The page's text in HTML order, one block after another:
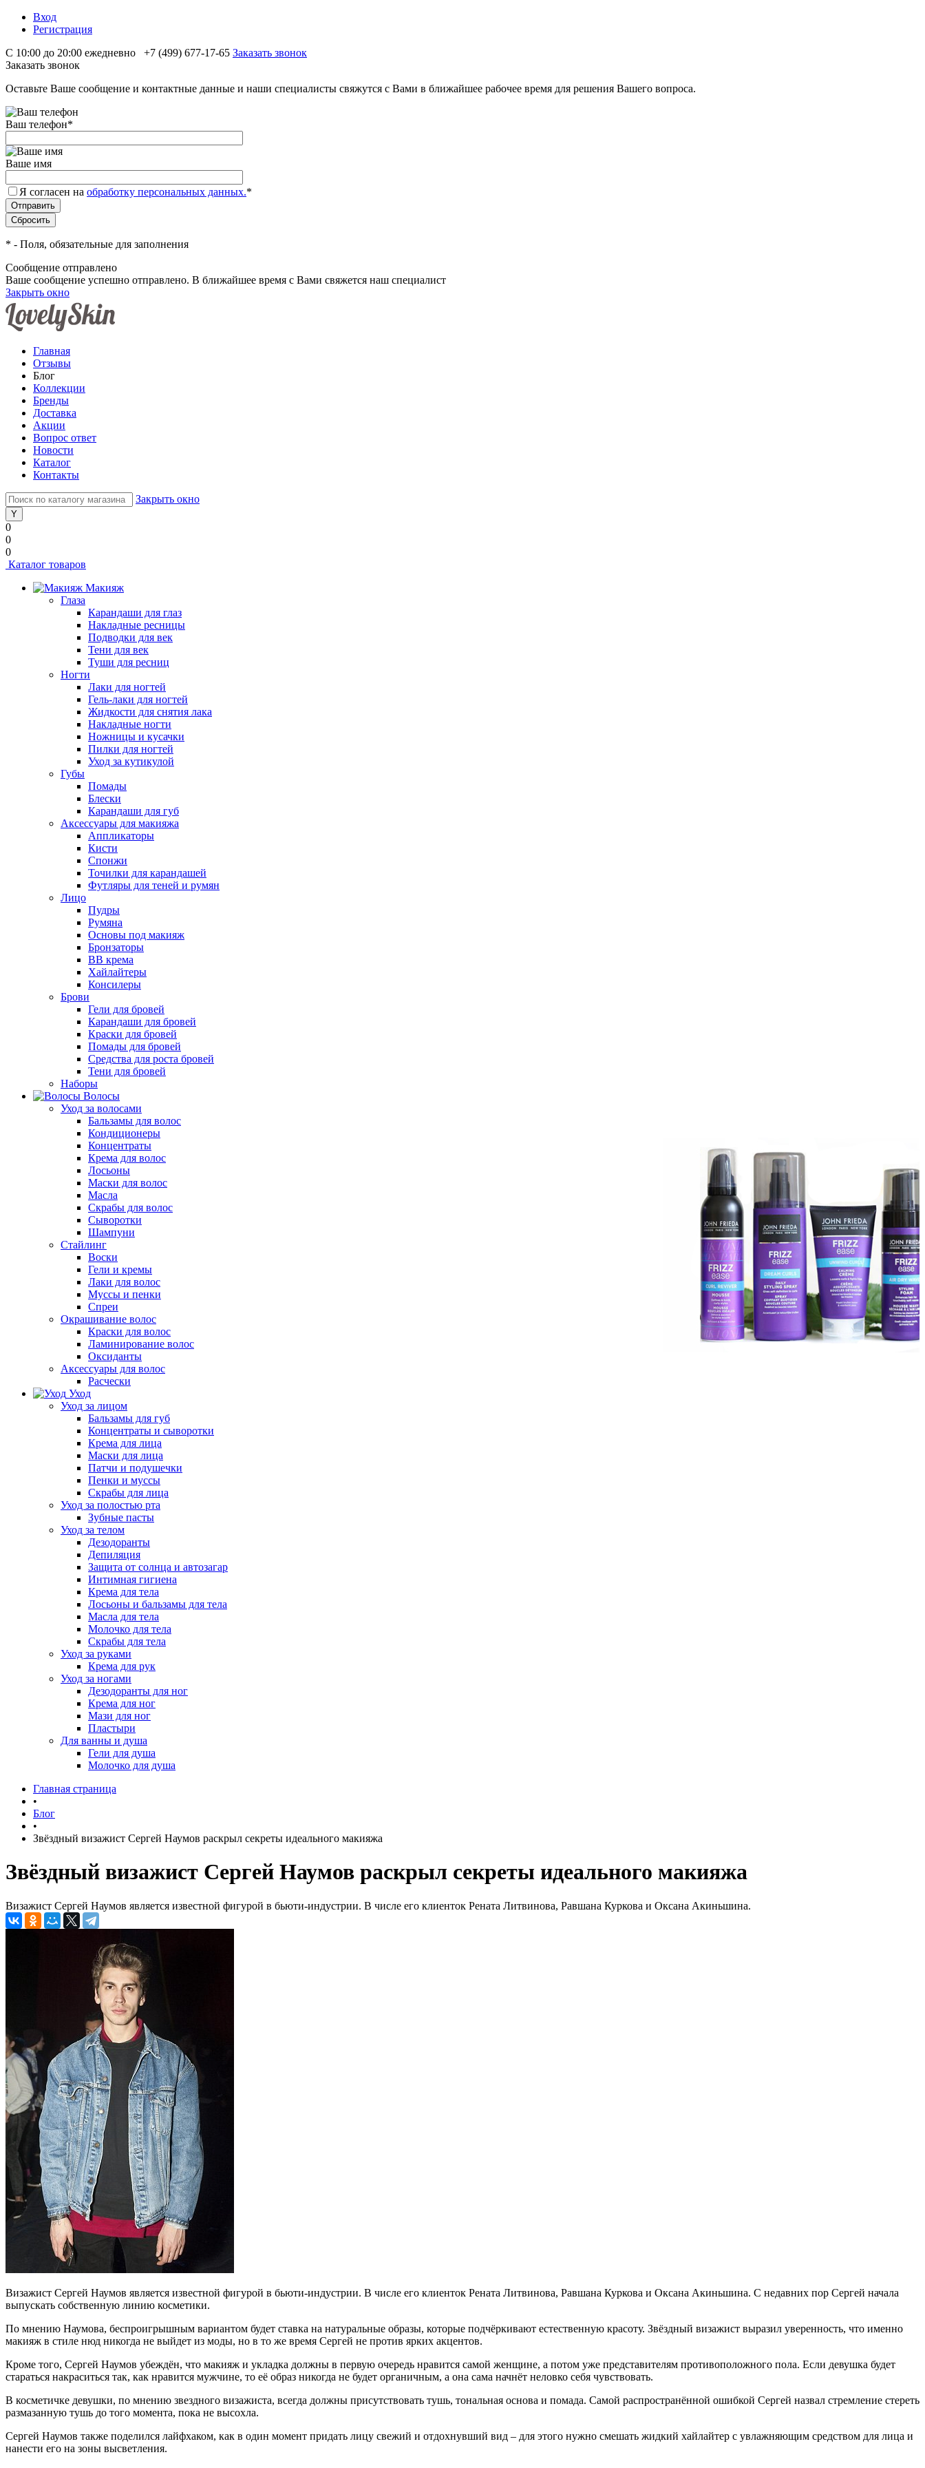
Вход
Регистрация
С 10:00 до 20:00 ежедневно
+7 (499) 677-17-65 Заказать звонок
Заказать звонок
Оставьте Ваше сообщение и контактные данные и наши специалисты свяжутся с Вами в ближайшее рабочее время для решения Вашего вопроса.
Ваш телефон*
Ваше имя
Я согласен на обработку персональных данных.*
* - Поля, обязательные для заполнения
Сообщение отправлено
Ваше сообщение успешно отправлено. В ближайшее время с Вами свяжется наш специалист
Закрыть окно
Главная
Отзывы
Блог
Коллекции
Бренды
Доставка
Акции
Вопрос ответ
Новости
Каталог
Контакты
Закрыть окно
0
0
0
Каталог товаров
Макияж
Глаза
Карандаши для глаз
Накладные ресницы
Подводки для век
Тени для век
Туши для ресниц
Ногти
Лаки для ногтей
Гель-лаки для ногтей
Жидкости для снятия лака
Накладные ногти
Ножницы и кусачки
Пилки для ногтей
Уход за кутикулой
Губы
Помады
Блески
Карандаши для губ
Аксессуары для макияжа
Аппликаторы
Кисти
Спонжи
Точилки для карандашей
Футляры для теней и румян
Лицо
Пудры
Румяна
Основы под макияж
Бронзаторы
BB крема
Хайлайтеры
Консилеры
Брови
Гели для бровей
Карандаши для бровей
Краски для бровей
Помады для бровей
Средства для роста бровей
Тени для бровей
Наборы
Волосы
Уход за волосами
Бальзамы для волос
Кондиционеры
Концентраты
Крема для волос
Лосьоны
Маски для волос
Масла
Скрабы для волос
Сыворотки
Шампуни
Стайлинг
Воски
Гели и кремы
Лаки для волос
Муссы и пенки
Спреи
Окрашивание волос
Краски для волос
Ламинирование волос
Оксиданты
Аксессуары для волос
Расчески
Уход
Уход за лицом
Бальзамы для губ
Концентраты и сыворотки
Крема для лица
Маски для лица
Патчи и подушечки
Пенки и муссы
Скрабы для лица
Уход за полостью рта
Зубные пасты
Уход за телом
Дезодоранты
Депиляция
Защита от солнца и автозагар
Интимная гигиена
Крема для тела
Лосьоны и бальзамы для тела
Масла для тела
Молочко для тела
Скрабы для тела
Уход за руками
Крема для рук
Уход за ногами
Дезодоранты для ног
Крема для ног
Мази для ног
Пластыри
Для ванны и душа
Гели для душа
Молочко для душа
Главная страница
•
Блог
•
Звёздный визажист Сергей Наумов раскрыл секреты идеального макияжа
Звёздный визажист Сергей Наумов раскрыл секреты идеального макияжа
Визажист Сергей Наумов является известной фигурой в бьюти-индустрии. В числе его клиенток Рената Литвинова, Равшана Куркова и Оксана Акиньшина.
Визажист Сергей Наумов является известной фигурой в бьюти-индустрии. В числе его клиенток Рената Литвинова, Равшана Куркова и Оксана Акиньшина. С недавних пор Сергей начала
выпускать собственную линию косметики.
По мнению Наумова, беспроигрышным вариантом будет ставка на натуральные образы, которые подчёркивают естественную красоту. Звёздный визажист выразил уверенность, что именно
макияж в стиле нюд никогда не выйдет из моды, но в то же время Сергей не против ярких акцентов.
Кроме того, Сергей Наумов убеждён, что макияж и укладка должны в первую очередь нравится самой женщине, а потом уже представителям противоположного пола. Если девушка будет
стараться накраситься так, как нравится мужчине, то её образ никогда не будет органичным, а она сама начнёт неловко себя чувствовать.
В косметичке девушки, по мнению звездного визажиста, всегда должны присутствовать тушь, тональная основа и помада. Самой распространённой ошибкой Сергей назвал стремление стереть
размазанную тушь до того момента, пока не высохла.
Сергей Наумов также поделился лайфхаком, как в один момент придать лицу свежий и отдохнувший вид – для этого нужно смешать жидкий хайлайтер с увлажняющим средством для лица и
нанести его на зоны высветления.